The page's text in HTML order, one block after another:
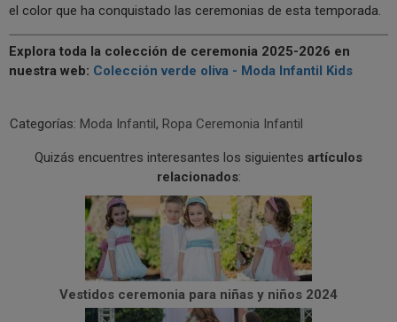
el color que ha conquistado las ceremonias de esta temporada.
Explora toda la colección de ceremonia 2025-2026 en
nuestra web: Colección verde oliva - Moda Infantil Kids
Categorías: Moda Infantil , Ropa Ceremonia Infantil
Quizás encuentres interesantes los siguientes artículos
relacionados:
Vestidos ceremonia para niñas y niños 2024